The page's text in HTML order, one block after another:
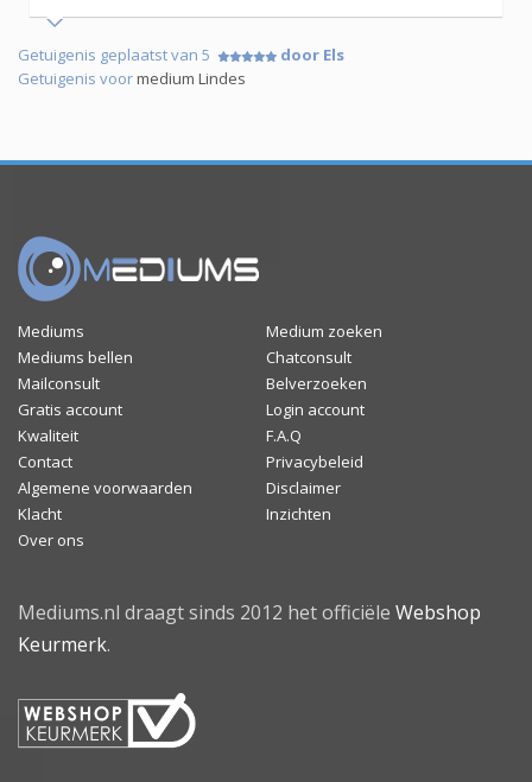
Getuigenis geplaatst van 5
door Els
Getuigenis voormedium Lindes
Mediums
Medium zoeken
Mediums bellen
Chatconsult
Mailconsult
Belverzoeken
Gratis account
Login account
Kwaliteit
F.A.Q
Contact
Privacybeleid
Algemene voorwaarden
Disclaimer
Klacht
Inzichten
Over ons
Mediums.nl draagt sinds 2012 het officiële Webshop
Keurmerk.